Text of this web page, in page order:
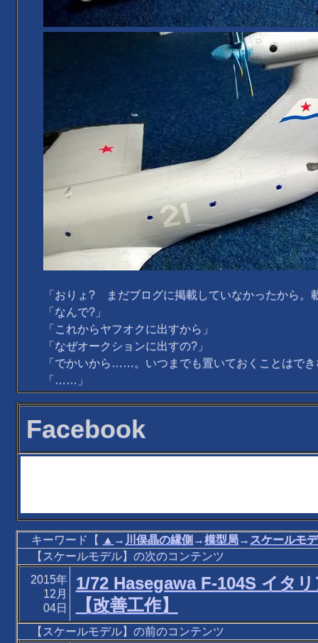
「おりょ? まだブログに掲載していなかったから。
「なんで?」
「これからヤフオクに出すから」
「なぜオークションに出すの?」
「でかいから……。いつまでも置いておくことはでき
「……」
Facebook
キーワード【 ▲ → 川俣晶の縁側 →模型局→ スケールモ
【スケールモデル】の次のコンテンツ
2015年
12月
04日
1/72 Hasegawa F-104S イタ
【改善工作】
【スケールモデル】の前のコンテンツ